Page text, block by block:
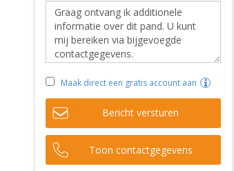
Maak direct een gratis account aan
Bericht versturen
Toon contactgegevens